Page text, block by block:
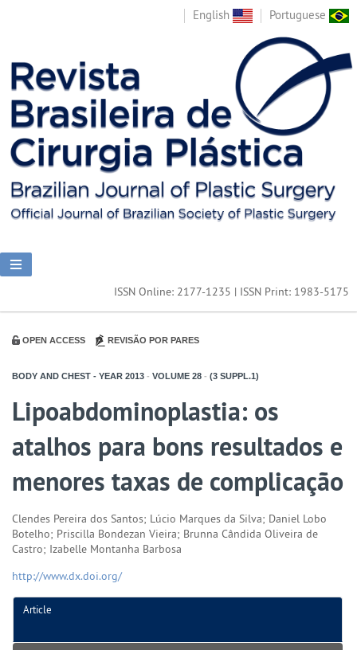
English Portuguese
ISSN Online: 2177-1235 | ISSN Print: 1983-5175
OPEN ACCESS REVISÃO POR PARES
BODY AND CHEST - YEAR 2013 - VOLUME 28 - (3 SUPPL.1)
Lipoabdominoplastia: os
atalhos para bons resultados e
menores taxas de complicação
Clendes Pereira dos Santos; Lúcio Marques da Silva; Daniel Lobo
Botelho; Priscilla Bondezan Vieira; Brunna Cândida Oliveira de
Castro; Izabelle Montanha Barbosa
http://www.dx.doi.org/
Article